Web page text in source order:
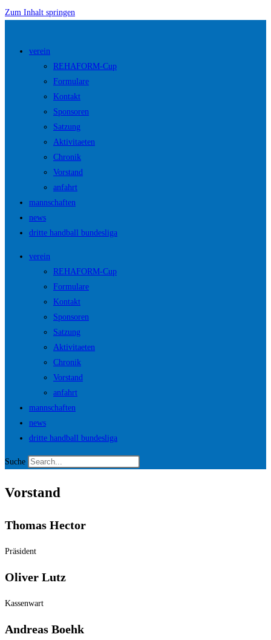
Zum Inhalt springen
verein
REHAFORM-Cup
Formulare
Kontakt
Sponsoren
Satzung
Aktivitaeten
Chronik
Vorstand
anfahrt
mannschaften
news
dritte handball bundesliga
verein
REHAFORM-Cup
Formulare
Kontakt
Sponsoren
Satzung
Aktivitaeten
Chronik
Vorstand
anfahrt
mannschaften
news
dritte handball bundesliga
Suche
Vorstand
Thomas Hector
Präsident
Oliver Lutz
Kassenwart
Andreas Boehk